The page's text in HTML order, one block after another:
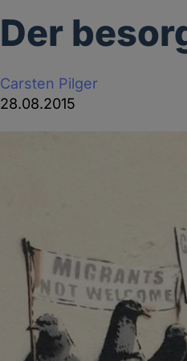
Der
Carsten Pilger
28.08.2015